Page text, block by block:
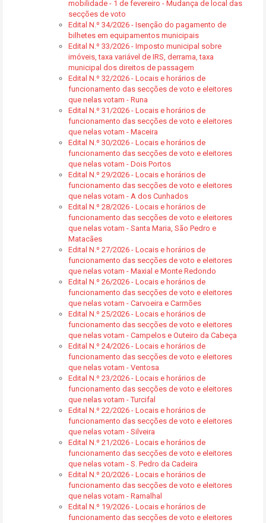
mobilidade - 1 de fevereiro - Mudança de local das
secções de voto
Edital N.º 34/2026 - Isenção do pagamento de
bilhetes em equipamentos municipais
Edital N.º 33/2026 - Imposto municipal sobre
imóveis, taxa variável de IRS, derrama, taxa
municipal dos direitos de passagem
Edital N.º 32/2026 - Locais e horários de
funcionamento das secções de voto e eleitores
que nelas votam - Runa
Edital N.º 31/2026 - Locais e horários de
funcionamento das secções de voto e eleitores
que nelas votam - Maceira
Edital N.º 30/2026 - Locais e horários de
funcionamento das secções de voto e eleitores
que nelas votam - Dois Portos
Edital N.º 29/2026 - Locais e horários de
funcionamento das secções de voto e eleitores
que nelas votam - A dos Cunhados
Edital N.º 28/2026 - Locais e horários de
funcionamento das secções de voto e eleitores
que nelas votam - Santa Maria, São Pedro e
Matacães
Edital N.º 27/2026 - Locais e horários de
funcionamento das secções de voto e eleitores
que nelas votam - Maxial e Monte Redondo
Edital N.º 26/2026 - Locais e horários de
funcionamento das secções de voto e eleitores
que nelas votam - Carvoeira e Carmões
Edital N.º 25/2026 - Locais e horários de
funcionamento das secções de voto e eleitores
que nelas votam - Campelos e Outeiro da Cabeça
Edital N.º 24/2026 - Locais e horários de
funcionamento das secções de voto e eleitores
que nelas votam - Ventosa
Edital N.º 23/2026 - Locais e horários de
funcionamento das secções de voto e eleitores
que nelas votam - Turcifal
Edital N.º 22/2026 - Locais e horários de
funcionamento das secções de voto e eleitores
que nelas votam - Silveira
Edital N.º 21/2026 - Locais e horários de
funcionamento das secções de voto e eleitores
que nelas votam - S. Pedro da Cadeira
Edital N.º 20/2026 - Locais e horários de
funcionamento das secções de voto e eleitores
que nelas votam - Ramalhal
Edital N.º 19/2026 - Locais e horários de
funcionamento das secções de voto e eleitores